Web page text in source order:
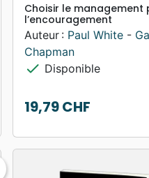
Choisir le management
l’encouragement
Auteur : Paul White-
Chapman
check Disponible
Prix
19,79 CHF